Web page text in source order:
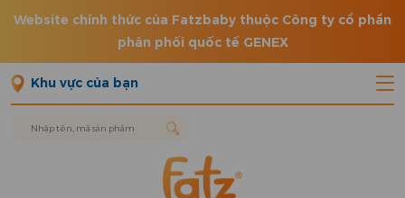
Website chính thức của Fatzbaby thuộc Công ty cổ phần
phân phối quốc tế GENEX
Khu vực của bạn